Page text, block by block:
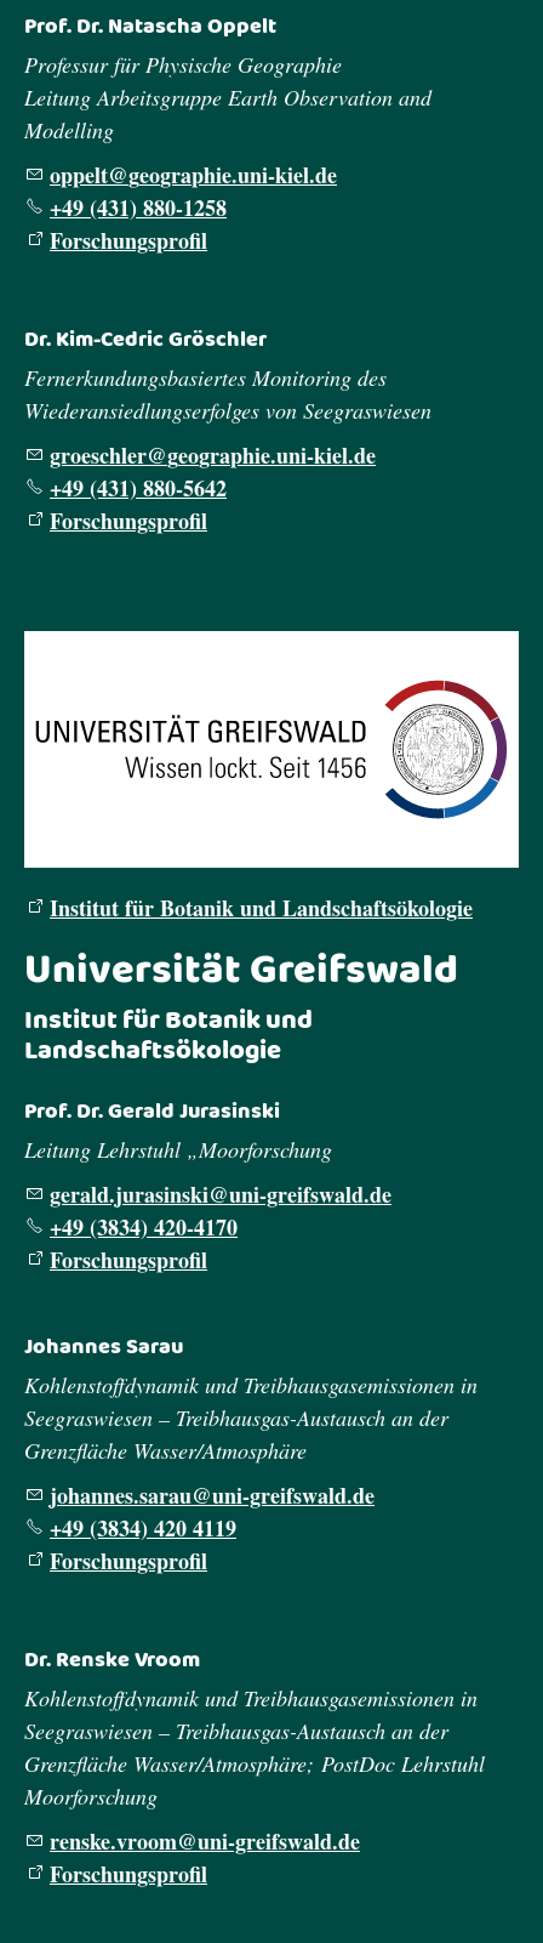
Prof. Dr. Natascha Oppelt
Professur für Physische Geographie
Leitung Arbeitsgruppe Earth Observation and
Modelling
pp lt g gr ph n-k ld
+49 (431) 880-1258
Forschungsprofil
Dr. Kim-Cedric Gröschler
Fernerkundungsbasiertes Monitoring des
Wiederansiedlungserfolges von Seegraswiesen
gr schl r g gr ph n-k ld
+49 (431) 880-5642
Forschungsprofil
Institut für Botanik und Landschaftsökologie
Universität Greifswald
Institut für Botanik und
Landschaftsökologie
Prof. Dr. Gerald Jurasinski
Leitung Lehrstuhl „Moorforschung
gerald.jurasinski@uni-greifswald.de
+49 (3834) 420-4170
Forschungsprofil
Johannes Sarau
Kohlenstoffdynamik und Treibhausgasemissionen in
Seegraswiesen – Treibhausgas-Austausch an der
Grenzfläche Wasser/Atmosphäre
johannes.sarau@uni-greifswald.de
+49 (3834) 420 4119
Forschungsprofil
Dr. Renske Vroom
Kohlenstoffdynamik und Treibhausgasemissionen in
Seegraswiesen – Treibhausgas-Austausch an der
Grenzfläche Wasser/Atmosphäre; PostDoc Lehrstuhl
Moorforschung
renske.vroom@uni-greifswald.de
Forschungsprofil